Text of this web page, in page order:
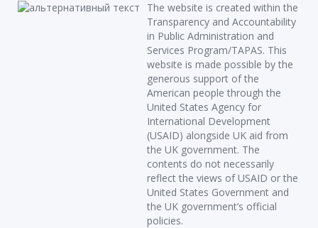
The website is created within the
Transparency and Accountability
in Public Administration and
Services Program/TAPAS. This
website is made possible by the
generous support of the
American people through the
United States Agency for
International Development
(USAID) alongside UK aid from
the UK government. The
contents do not necessarily
reflect the views of USAID or the
United States Government and
the UK government’s official
policies.